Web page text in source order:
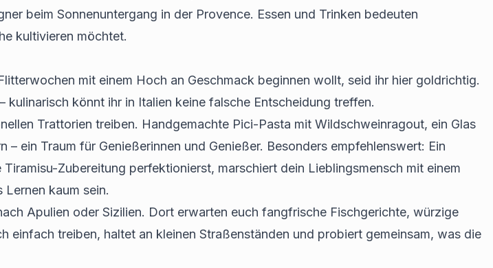
beim Sonnenuntergang in der Provence. Essen und Trinken bedeuten
kultivieren möchtet.
mit einem Hoch an Geschmack beginnen wollt, seid ihr hier goldrichtig.
könnt ihr in Italien keine falsche Entscheidung treffen.
Trattorien treiben. Handgemachte Pici-Pasta mit Wildschweinragout, ein Glas
ein Traum für Genießerinnen und Genießer. Besonders empfehlenswert: Ein
Zubereitung perfektionierst, marschiert dein Lieblingsmensch mit einem
Lernen kaum sein.
Apulien oder Sizilien. Dort erwarten euch fangfrische Fischgerichte, würzige
treiben, haltet an kleinen Straßenständen und probiert gemeinsam, was die